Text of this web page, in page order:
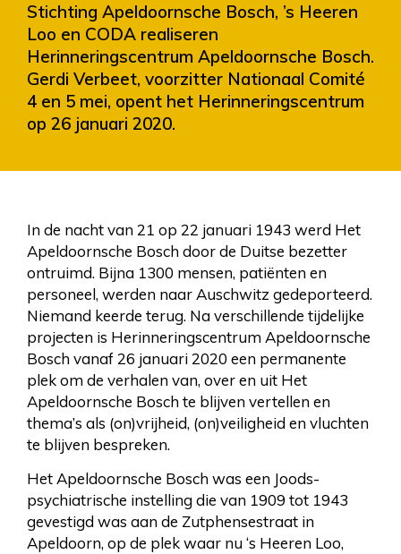
Stichting Apeldoornsche Bosch, ’s Heeren
Loo en CODA realiseren
Herinneringscentrum Apeldoornsche Bosch.
Gerdi Verbeet, voorzitter Nationaal Comité
4 en 5 mei, opent het Herinneringscentrum
op 26 januari 2020.
In de nacht van 21 op 22 januari 1943 werd Het
Apeldoornsche Bosch door de Duitse bezetter
ontruimd. Bijna 1300 mensen, patiënten en
personeel, werden naar Auschwitz gedeporteerd.
Niemand keerde terug. Na verschillende tijdelijke
projecten is Herinneringscentrum Apeldoornsche
Bosch vanaf 26 januari 2020 een permanente
plek om de verhalen van, over en uit Het
Apeldoornsche Bosch te blijven vertellen en
thema’s als (on)vrijheid, (on)veiligheid en vluchten
te blijven bespreken.
Het Apeldoornsche Bosch was een Joods-
psychiatrische instelling die van 1909 tot 1943
gevestigd was aan de Zutphensestraat in
Apeldoorn, op de plek waar nu ‘s Heeren Loo,